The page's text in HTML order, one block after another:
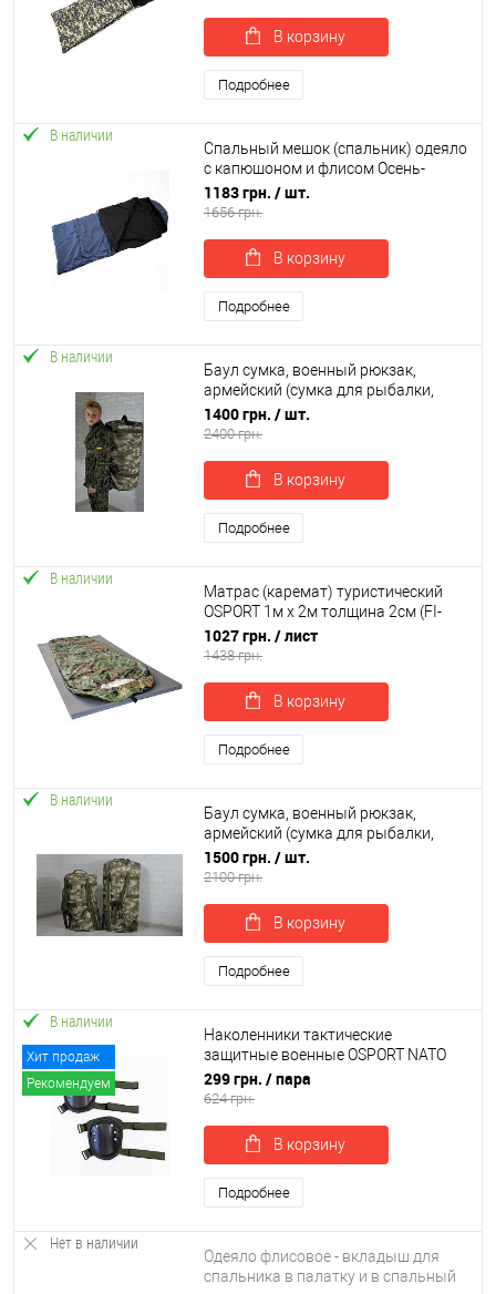
В корзину
Подробнее
В наличии
Спальный мешок (спальник) одеяло
с капюшоном и флисом Осень-
Весна OSPORT Tourist Medium+ (ty-
0034)
1183 грн. / шт.
1656 грн.
В корзину
Подробнее
В наличии
Баул сумка, военный рюкзак,
армейский (сумка для рыбалки,
охоты, туризма) OSPORT большая
110 литров (ty-0024)
1400 грн. / шт.
2400 грн.
В корзину
Подробнее
В наличии
Матрас (каремат) туристический
OSPORT 1м х 2м толщина 2см (FI-
0015-20)
1027 грн. / лист
1438 грн.
В корзину
Подробнее
В наличии
Баул сумка, военный рюкзак,
армейский (сумка для рыбалки,
охоты, туризма) OSPORT малая 70
литров (ty-0023)
1500 грн. / шт.
2100 грн.
В корзину
Подробнее
Хит продаж
Рекомендуем
В наличии
Наколенники тактические
защитные военные OSPORT NATO
Pro (ty-0021)
299 грн. / пара
624 грн.
В корзину
Подробнее
Нет в наличии
Одеяло флисовое - вкладыш для
спальника в палатку и в спальный